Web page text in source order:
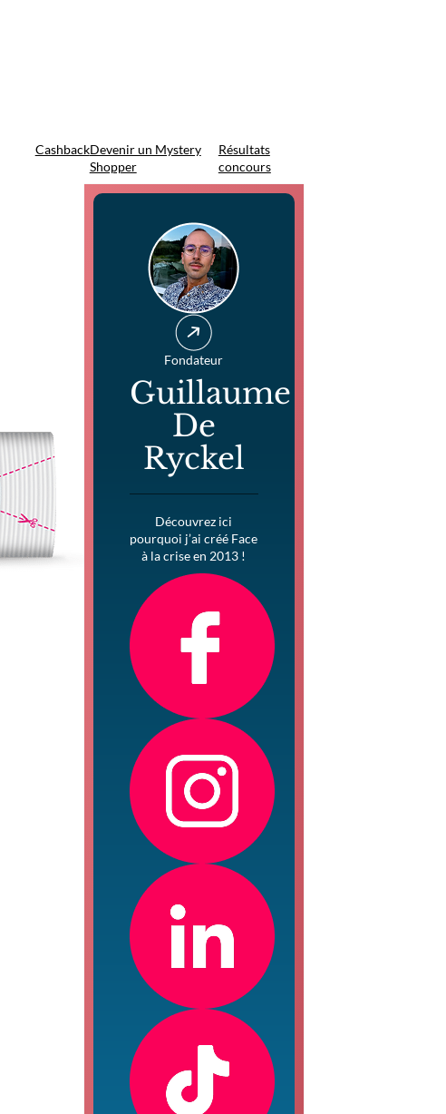
CashbackDevenir un Mystery
Shopper
Résultats
concours
Fondateur
Guillaume
De
Ryckel
Découvrez ici
pourquoi j’ai créé Face
à la crise en 2013 !